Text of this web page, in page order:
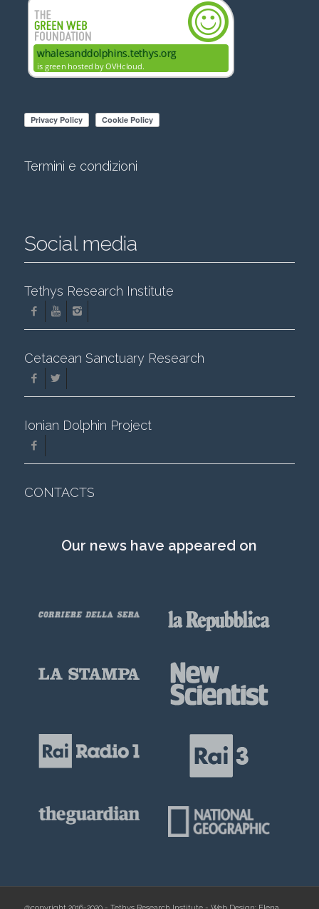
Termini e condizioni
Social media
Tethys Research Institute
Cetacean Sanctuary Research
Ionian Dolphin Project
CONTACTS
Our news have appeared on